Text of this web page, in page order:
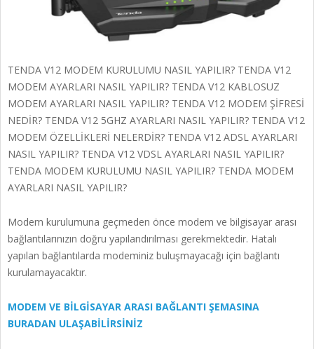
TENDA V12 MODEM KURULUMU NASIL YAPILIR? TENDA V12
MODEM AYARLARI NASIL YAPILIR? TENDA V12 KABLOSUZ
MODEM AYARLARI NASIL YAPILIR? TENDA V12 MODEM ŞİFRESİ
NEDİR? TENDA V12 5GHZ AYARLARI NASIL YAPILIR? TENDA V12
MODEM ÖZELLİKLERİ NELERDİR? TENDA V12 ADSL AYARLARI
NASIL YAPILIR? TENDA V12 VDSL AYARLARI NASIL YAPILIR?
TENDA MODEM KURULUMU NASIL YAPILIR? TENDA MODEM
AYARLARI NASIL YAPILIR?
Modem kurulumuna geçmeden önce modem ve bilgisayar arası
bağlantılarınızın doğru yapılandırılması gerekmektedir. Hatalı
yapılan bağlantılarda modeminiz buluşmayacağı için bağlantı
kurulamayacaktır.
MODEM VE BİLGİSAYAR ARASI BAĞLANTI ŞEMASINA
BURADAN ULAŞABİLİRSİNİZ